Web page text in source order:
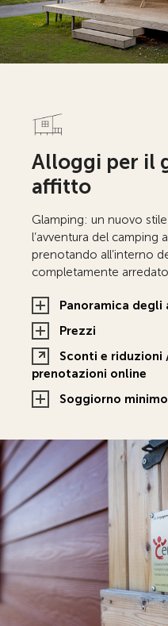
Alloggi per il
affitto
Glamping: un nuovo
l’avventura del camping
prenotando all’interno
completamente
Panoramica
Prezzi
Sconti e riduzioni
prenotazioni online
Soggiorno minimo